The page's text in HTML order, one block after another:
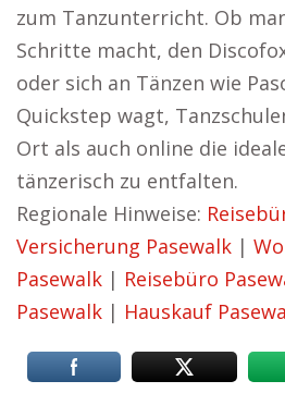
zum Tanzunterricht. Ob
Schritte macht, den
oder sich an Tänzen wie
Quickstep wagt,
Ort als auch online die
tänzerisch zu entfalten.
Regionale Hinweise:
Versicherung Pasewalk |
Pasewalk | Reisebüro
Pasewalk | Hauskauf